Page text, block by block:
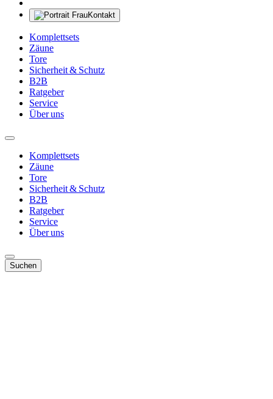
Kontakt
Komplettsets
Zäune
Tore
Sicherheit & Schutz
B2B
Ratgeber
Service
Über uns
Komplettsets
Zäune
Tore
Sicherheit & Schutz
B2B
Ratgeber
Service
Über uns
Suchen